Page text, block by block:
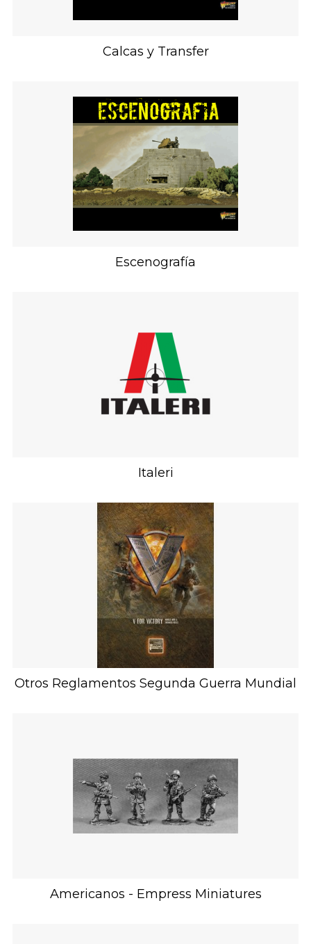
Calcas y Transfer
Escenografía
Italeri
Otros Reglamentos Segunda Guerra Mundial
Americanos - Empress Miniatures